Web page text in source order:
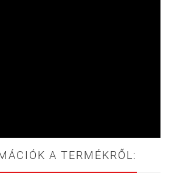
A TERMÉKRŐL: